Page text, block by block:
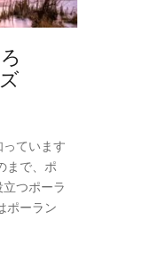
ています
まで、ポ
つポーラ
ポーラン